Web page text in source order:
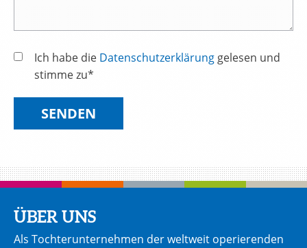
Ich habe die Datenschutzerklärung gelesen und
stimme zu*
SENDEN
ÜBER UNS
Als Tochterunternehmen der weltweit operierenden